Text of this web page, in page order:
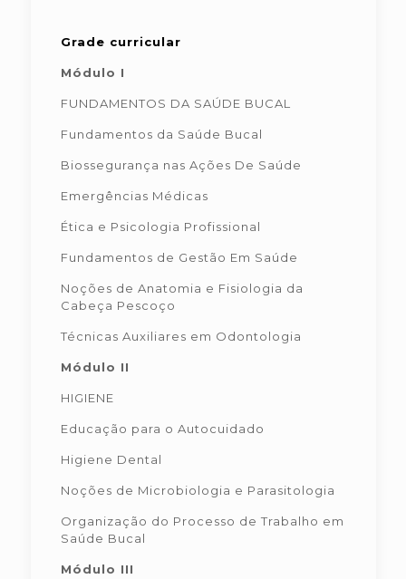
Grade curricular
Módulo I
FUNDAMENTOS DA SAÚDE BUCAL
Fundamentos da Saúde Bucal
Biossegurança nas Ações De Saúde
Emergências Médicas
Ética e Psicologia Profissional
Fundamentos de Gestão Em Saúde
Noções de Anatomia e Fisiologia da
Cabeça Pescoço
Técnicas Auxiliares em Odontologia
Módulo II
HIGIENE
Educação para o Autocuidado
Higiene Dental
Noções de Microbiologia e Parasitologia
Organização do Processo de Trabalho em
Saúde Bucal
Módulo III